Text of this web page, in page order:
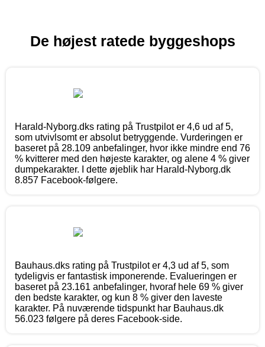
De højest ratede byggeshops
Harald-Nyborg.dks rating på Trustpilot er 4,6 ud af 5,
som utvivlsomt er absolut betryggende. Vurderingen er
baseret på 28.109 anbefalinger, hvor ikke mindre end 76
% kvitterer med den højeste karakter, og alene 4 % giver
dumpekarakter. I dette øjeblik har Harald-Nyborg.dk
8.857 Facebook-følgere.
Bauhaus.dks rating på Trustpilot er 4,3 ud af 5, som
tydeligvis er fantastisk imponerende. Evalueringen er
baseret på 23.161 anbefalinger, hvoraf hele 69 % giver
den bedste karakter, og kun 8 % giver den laveste
karakter. På nuværende tidspunkt har Bauhaus.dk
56.023 følgere på deres Facebook-side.